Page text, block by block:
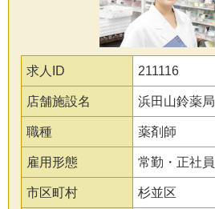
求人ID 211116
店舗施設名 浜田山鈴薬局
職種 薬剤師
雇用形態 常勤・正社員
市区町村 杉並区